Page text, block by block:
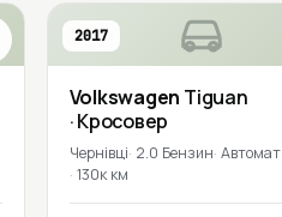
2017
Volkswagen Tiguan
· Кросовер
Чернівці 2.0 Бензин Автомат
130к км